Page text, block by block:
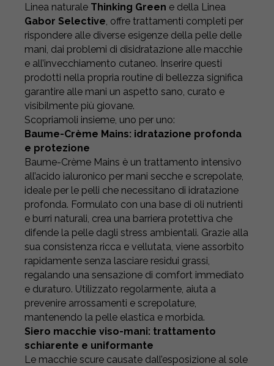
Linea naturale Thinking Green e della Linea
Gabor Selective, offre trattamenti completi per
rispondere alle diverse esigenze della pelle delle
mani, dai problemi di disidratazione alle macchie
e all’invecchiamento cutaneo. Inserire questi
prodotti nella propria routine di bellezza significa
garantire alle mani un aspetto sano, curato e
visibilmente più giovane.
Scopriamoli insieme, uno per uno:
Baume-Crème Mains: idratazione profonda
e protezione
Baume-Crème Mains è un trattamento intensivo
all’acido ialuronico per mani secche e screpolate,
ideale per le pelli che necessitano di idratazione
profonda. Formulato con una base di oli nutrienti
e burri naturali, crea una barriera protettiva che
difende la pelle dagli stress ambientali. Grazie alla
sua consistenza ricca e vellutata, viene assorbito
rapidamente senza lasciare residui grassi,
regalando una sensazione di comfort immediato
e duraturo. Utilizzato regolarmente, aiuta a
prevenire arrossamenti e screpolature,
mantenendo la pelle elastica e morbida.
Siero macchie viso-mani: trattamento
schiarente e uniformante
Le macchie scure causate dall’esposizione al sole